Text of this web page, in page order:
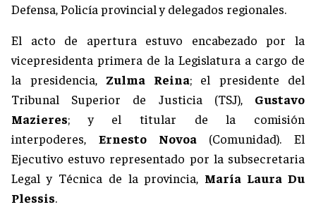
Defensa, Policía provincial y delegados regionales.
El acto de apertura estuvo encabezado por la
vicepresidenta primera de la Legislatura a cargo de
la presidencia, Zulma Reina; el presidente del
Tribunal Superior de Justicia (TSJ), Gustavo
Mazieres; y el titular de la comisión
interpoderes, Ernesto Novoa(Comunidad). El
Ejecutivo estuvo representado por la subsecretaria
Legal y Técnica de la provincia, María Laura Du
Plessis.